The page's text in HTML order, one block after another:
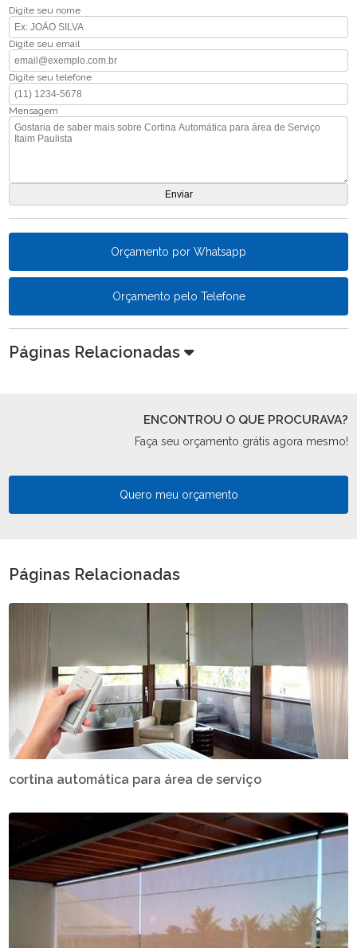
Digite seu nome
Digite seu email
Digite seu telefone
Mensagem
Orçamento por Whatsapp
Orçamento pelo Telefone
Páginas Relacionadas
ENCONTROU O QUE PROCURAVA?
Faça seu orçamento grátis agora mesmo!
Quero meu orçamento
Páginas Relacionadas
cortina automática para área de serviço